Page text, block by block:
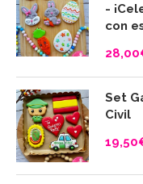
-
con
28,00
Set
Civil
19,50